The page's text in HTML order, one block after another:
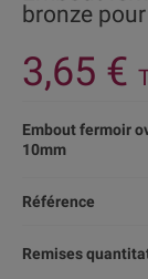
bronze
3,65 €
Embout fermoir
10mm
Référence
Remises